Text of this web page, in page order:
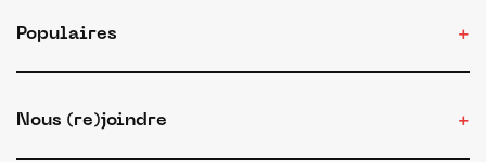
Populaires
Nous (re)joindre